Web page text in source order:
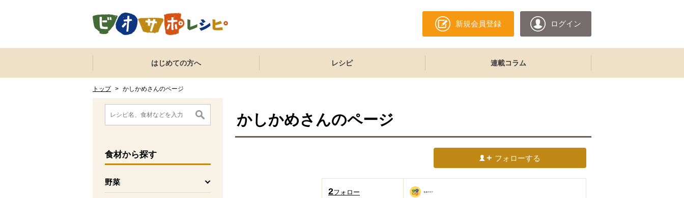
新規会員登録 ログイン
ここからサイト内共通メニューです。
サイト内共通メニューをスキップする
はじめての方へ レシピ 連載コラム
トップ > かしかめさんのページ
ここから消費材検索メニューです。
食材から探す
野菜
を開く
消費材検索メニューここまで。
ここから本文です。
かしかめさんのページ
フォローする
2フォロー